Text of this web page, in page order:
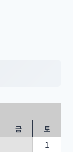
금 토
1